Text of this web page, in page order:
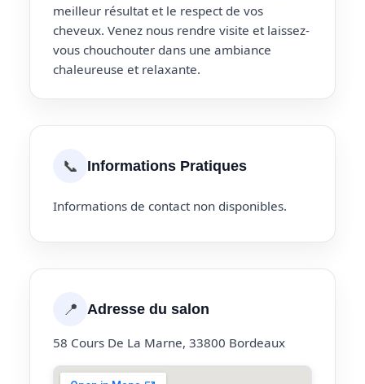
meilleur résultat et le respect de vos
cheveux. Venez nous rendre visite et laissez-
vous chouchouter dans une ambiance
chaleureuse et relaxante.
📞 Informations Pratiques
Informations de contact non disponibles.
📍 Adresse du salon
58 Cours De La Marne, 33800 Bordeaux